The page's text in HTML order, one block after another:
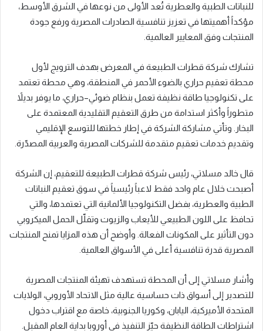
للنباتات الطبية والعطرية تُعد الأولى من نوعها في الشرق الأوسط،
مؤكداً أهميتها في تعزيز تنافسية الصادرات المصرية ورفع جودة
المنتجات وفق المعايير العالمية.
تشارك شركة قطرات الطبيعة في المعرض بهدف الترويج لأول
محطة تعقيم حراري بالضوء الأحمر في المنطقة، وهي محطة تعتمد
على تكنولوجيا طاقة نظيفة تعمل بنظام ضوئي–حراري، ما يوفر بديلاً
متطوراً وأكثر استدامة من طرق التعقيم التقليدية المعتمدة على
البخار. وتأتي مشاركة الشركة في إطار خطتها للتوسع الإقليمي
وتقديم خدمات تعقيم متقدمة للشركات المصرية والعربية المصدّرة.
قال خالد مسلاتي، رئيس شركة قطرات الطبيعة للتعقيم، إن الشركة
أصبحت خلال عام واحد فقط لاعباً رئيسياً في سوق تعقيم النباتات
الطبية والعطرية، بفضل التكنولوجيا الألمانية التي تعتمدها، والتي
تحافظ على اللون الطبيعي للأيعاب والزيوت وتقلّل الحمل الميكروبي
دون التأثير على المكونات الفعالة. وأوضح أن هذه المزايا تمنح المنتجات
المصرية قدرة تنافسية أعلى في الأسواق العالمية.
وأشار مسلاتي إلى أن المحطة تستهدف تهيئة المنتجات المصرية
للتصدير إلى أسواق ذات حساسية عالية مثل الاتحاد الأوروبي، الولايات
المتحدة الأميركية، اليابان، وكوريا الجنوبية، خاصة مع اقتراب دخول
اشتراطات الطاقة النظيفة حيّز التنفيذ في أوروبا بداية العام المقبل.